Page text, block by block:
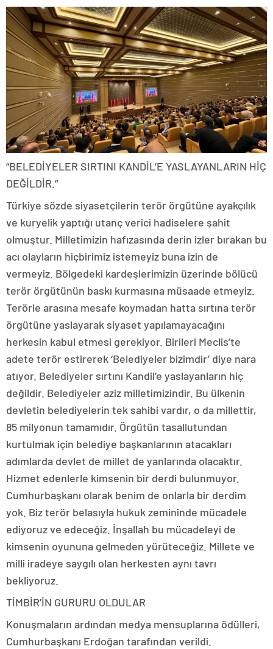
“BELEDİYELER SIRTINI KANDİL’E YASLAYANLARIN HİÇ
DEĞİLDİR.”
Türkiye sözde siyasetçilerin terör örgütüne ayakçılık
ve kuryelik yaptığı utanç verici hadiselere şahit
olmuştur. Milletimizin hafızasında derin izler bırakan bu
acı olayların hiçbirimiz istemeyiz buna izin de
vermeyiz. Bölgedeki kardeşlerimizin üzerinde bölücü
terör örgütünün baskı kurmasına müsaade etmeyiz.
Terörle arasına mesafe koymadan hatta sırtına terör
örgütüne yaslayarak siyaset yapılamayacağını
herkesin kabul etmesi gerekiyor. Birileri Meclis’te
adete terör estirerek ‘Belediyeler bizimdir’ diye nara
atıyor. Belediyeler sırtını Kandil’e yaslayanların hiç
değildir. Belediyeler aziz milletimizindir. Bu ülkenin
devletin belediyelerin tek sahibi vardır, o da millettir,
85 milyonun tamamıdır. Örgütün tasallutundan
kurtulmak için belediye başkanlarının atacakları
adımlarda devlet de millet de yanlarında olacaktır.
Hizmet edenlerle kimsenin bir derdi bulunmuyor.
Cumhurbaşkanı olarak benim de onlarla bir derdim
yok. Biz terör belasıyla hukuk zemininde mücadele
ediyoruz ve edeceğiz. İnşallah bu mücadeleyi de
kimsenin oyununa gelmeden yürüteceğiz. Millete ve
milli iradeye saygılı olan herkesten aynı tavrı
bekliyoruz.
TİMBİR’İN GURURU OLDULAR
Konuşmaların ardından medya mensuplarına ödülleri,
Cumhurbaşkanı Erdoğan tarafından verildi.